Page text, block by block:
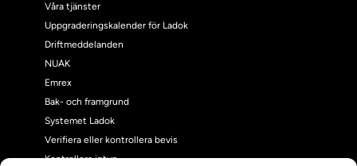
Våra tjänster
Uppgraderingskalender för Ladok
Driftmeddelanden
NUAK
Emrex
Bak- och framgrund
Systemet Ladok
Verifiera eller kontrollera bevis
Kontrollera intyg